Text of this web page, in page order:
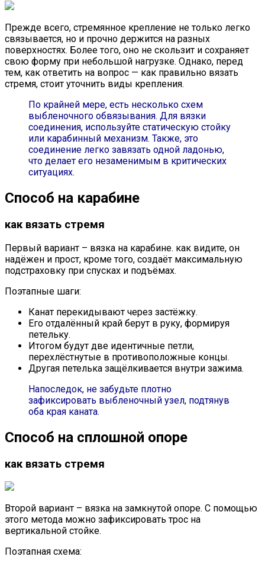
Прежде всего, стремянное крепление не только легко
связывается, но и прочно держится на разных
поверхностях. Более того, оно не скользит и сохраняет
свою форму при небольшой нагрузке. Однако, перед
тем, как ответить на вопрос — как правильно вязать
стремя, стоит уточнить виды крепления.
По крайней мере, есть несколько схем
выбленочного обвязывания. Для вязки
соединения, используйте статическую стойку
или карабинный механизм. Также, это
соединение легко завязать одной ладонью,
что делает его незаменимым в критических
ситуациях.
Способ на карабине
как вязать стремя
Первый вариант – вязка на карабине. как видите, он
надёжен и прост, кроме того, создаёт максимальную
подстраховку при спусках и подъёмах.
Поэтапные шаги:
Канат перекидывают через застёжку.
Его отдалённый край берут в руку, формируя
петельку.
Итогом будут две идентичные петли,
перехлёстнутые в противоположные концы.
Другая петелька защёлкивается внутри зажима.
Напоследок, не забудьте плотно
зафиксировать выбленочный узел, подтянув
оба края каната.
Способ на сплошной опоре
как вязать стремя
Второй вариант – вязка на замкнутой опоре. С помощью
этого метода можно зафиксировать трос на
вертикальной стойке.
Поэтапная схема: